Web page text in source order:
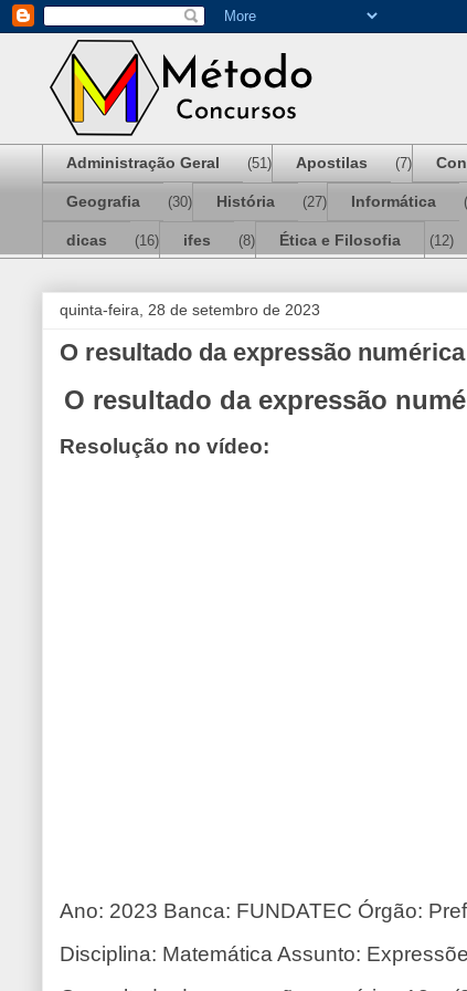
Administração Geral (51) Apostilas (7)
Geografia (30) História (27) Informática
dicas (16) ifes (8) Ética e Filosofia (12)
quinta-feira, 28 de setembro de 2023
O resultado da expressão numérica
O resultado da expressão
Resolução no vídeo:
Ano: 2023 Banca: FUNDATEC Órgão:
Disciplina: Matemática Assunto: